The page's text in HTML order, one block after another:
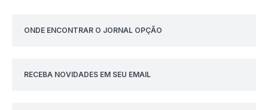
ONDE ENCONTRAR O JORNAL OPÇÃO
RECEBA NOVIDADES EM SEU EMAIL